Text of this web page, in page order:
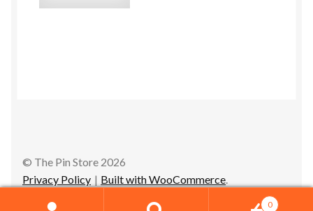
© The Pin Store 2026
Privacy Policy
Built with WooCommerce.
0